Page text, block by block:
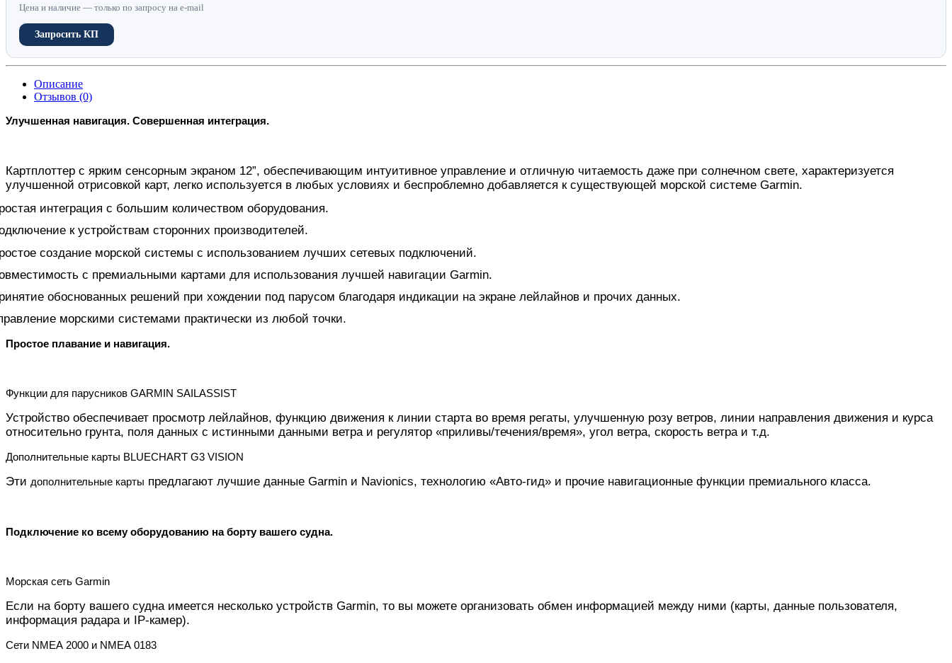
Цена и наличие — только по запросу на e-mail
Запросить КП
Описание
Отзывов (0)
Улучшенная навигация. Совершенная интеграция.
Картплоттер с ярким сенсорным экраном 12”, обеспечивающим интуитивное управление и отличную читаемость даже при солнечном свете, характеризуется
улучшенной отрисовкой карт, легко используется в любых условиях и беспроблемно добавляется к существующей морской системе Garmin.
интеграция с большим количеством оборудования.
к устройствам сторонних производителей.
создание морской системы с использованием лучших сетевых подключений.
с премиальными картами для использования лучшей навигации Garmin.
обоснованных решений при хождении под парусом благодаря индикации на экране лейлайнов и прочих данных.
морскими системами практически из любой точки.
Простое плавание и навигация.
Функции для парусников GARMIN SAILASSIST
Устройство обеспечивает просмотр лейлайнов, функцию движения к линии старта во время регаты, улучшенную розу ветров, линии направления движения и курса
относительно грунта, поля данных с истинными данными ветра и регулятор «приливы/течения/время», угол ветра, скорость ветра и т.д.
Дополнительные карты BLUECHART G3 VISION
Эти дополнительные карты предлагают лучшие данные Garmin и Navionics, технологию «Авто-гид» и прочие навигационные функции премиального класса.
Подключение ко всему оборудованию на борту вашего судна.
Морская сеть Garmin
Если на борту вашего судна имеется несколько устройств Garmin, то вы можете организовать обмен информацией между ними (карты, данные пользователя,
информация радара и IP-камер).
Сети NMEA 2000 и NMEA 0183